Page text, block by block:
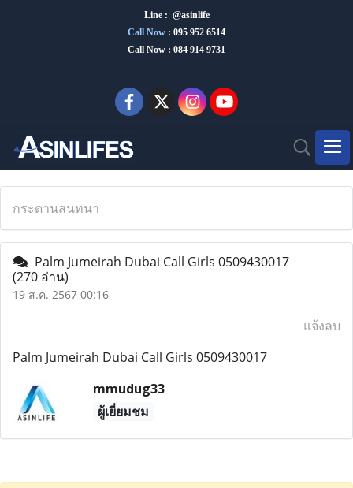
Line : @asinlife
Call Now : 095 952 6514
Call Now : 084 914 9731
กระดานสนทนา
Palm Jumeirah Dubai Call Girls 0509430017
(270 อ่าน)
19 ส.ค. 2567 00:16
แจ้งลบ
Palm Jumeirah Dubai Call Girls 0509430017
mmudug33
ผู้เยี่ยมชม